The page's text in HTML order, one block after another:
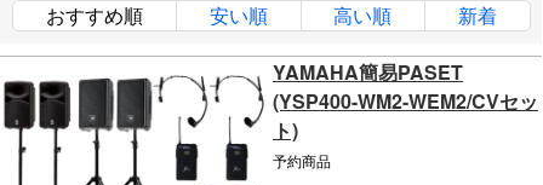
おすすめ順 安い順 高い順 新着
YAMAHA簡易PASET
(YSP400-WM2-WEM2/CVセッ
ト)
予約商品